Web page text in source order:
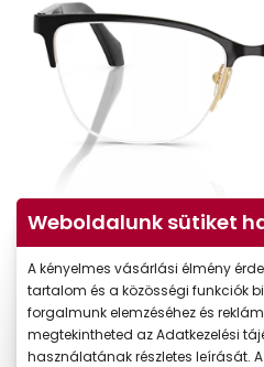
Weboldalunk sütiket
A kényelmes vásárlási élmény
tartalom és a közösségi funkciók
forgalmunk elemzéséhez és
megtekintheted az Adatkezelési
használatának részletes leírását.